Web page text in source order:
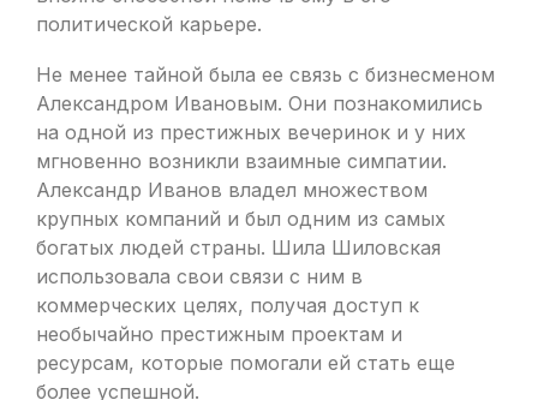
политической карьере.
Не менее тайной была ее связь с бизнесменом
Александром Ивановым. Они познакомились
на одной из престижных вечеринок и у них
мгновенно возникли взаимные симпатии.
Александр Иванов владел множеством
крупных компаний и был одним из самых
богатых людей страны. Шила Шиловская
использовала свои связи с ним в
коммерческих целях, получая доступ к
необычайно престижным проектам и
ресурсам, которые помогали ей стать еще
более успешной.